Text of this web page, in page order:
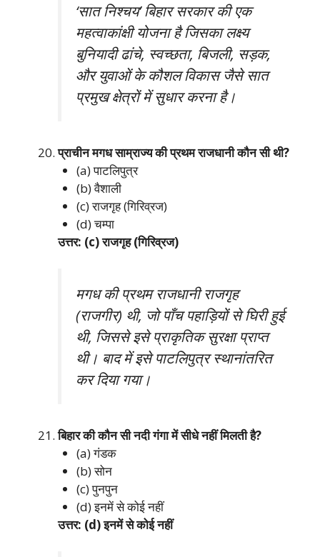
‘सात निश्चय’ बिहार सरकार की एक
महत्वाकांक्षी योजना है जिसका लक्ष्य
बुनियादी ढांचे, स्वच्छता, बिजली, सड़क,
और युवाओं के कौशल विकास जैसे सात
प्रमुख क्षेत्रों में सुधार करना है।
प्राचीन मगध साम्राज्य की प्रथम राजधानी कौन सी थी?
(a) पाटलिपुत्र
(b) वैशाली
(c) राजगृह (गिरिव्रज)
(d) चम्पा
उत्तर: (c) राजगृह (गिरिव्रज)
मगध की प्रथम राजधानी राजगृह
(राजगीर) थी, जो पाँच पहाड़ियों से घिरी हुई
थी, जिससे इसे प्राकृतिक सुरक्षा प्राप्त
थी। बाद में इसे पाटलिपुत्र स्थानांतरित
कर दिया गया।
बिहार की कौन सी नदी गंगा में सीधे नहीं मिलती है?
(a) गंडक
(b) सोन
(c) पुनपुन
(d) इनमें से कोई नहीं
उत्तर: (d) इनमें से कोई नहीं